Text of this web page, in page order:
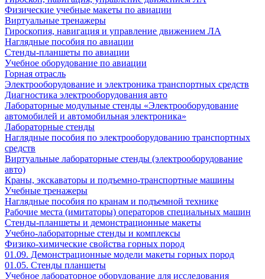
Физические учебные макеты по авиации
Виртуальные тренажеры
Гироскопия, навигация и управление движением ЛА
Наглядные пособия по авиации
Стенды-планшеты по авиации
Учебное оборудование по авиации
Горная отрасль
Электрооборудование и электроника транспортных средств
Диагностика электрооборудования авто
Лабораторные модульные стенды «Электрооборудование
автомобилей и автомобильная электроника»
Лабораторные стенды
Наглядные пособия по электрооборудованию транспортных
средств
Виртуальные лабораторные стенды (электрооборудование
авто)
Краны, экскаваторы и подъемно-транспортные машины
Учебные тренажеры
Наглядные пособия по кранам и подъемной технике
Рабочие места (имитаторы) операторов специальных машин
Стенды-планшеты и демонстрационные макеты
Учебно-лабораторные стенды и комплексы
Физико-химические свойства горных пород
01.09. Демонстрационные модели макеты горных пород
01.05. Стенды планшеты
Учебное лабораторное оборудование для исследования